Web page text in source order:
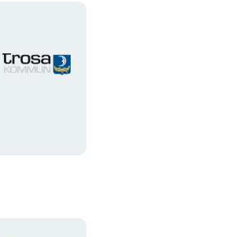
Organisationens
logotyp